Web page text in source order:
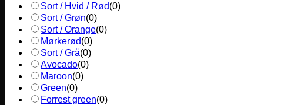
Sort / Hvid / Rød(0)
Sort / Grøn(0)
Sort / Orange(0)
Mørkerød(0)
Sort / Grå(0)
Avocado(0)
Maroon(0)
Green(0)
Forrest green(0)